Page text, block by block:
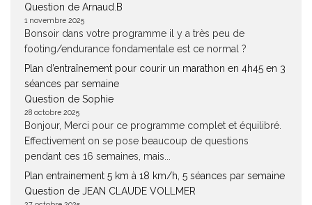
Question de Arnaud.B
1 novembre 2025
Bonsoir dans votre programme il y a très peu de
footing/endurance fondamentale est ce normal ?
Plan d’entraînement pour courir un marathon en 4h45 en 3
séances par semaine
Question de Sophie
28 octobre 2025
Bonjour, Merci pour ce programme complet et équilibré.
Effectivement on se pose beaucoup de questions
pendant ces 16 semaines, mais...
Plan entrainement 5 km à 18 km/h, 5 séances par semaine
Question de JEAN CLAUDE VOLLMER